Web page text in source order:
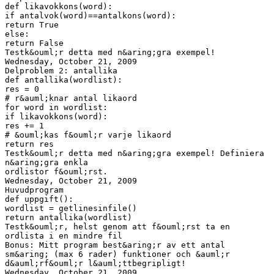
def likavokkons(word):
if antalvok(word)==antalkons(word):
return True
else:
return False
Testk&ouml;r detta med n&aring;gra exempel!
Wednesday, October 21, 2009
Delproblem 2: antallika
def antallika(wordlist):
res = 0
# r&auml;knar antal likaord
for word in wordlist:
if likavokkons(word):
res += 1
# &ouml;kas f&ouml;r varje likaord
return res
Testk&ouml;r detta med n&aring;gra exempel! Definiera
n&aring;gra enkla
ordlistor f&ouml;rst.
Wednesday, October 21, 2009
Huvudprogram
def uppgift():
wordlist = getlinesinfile()
return antallika(wordlist)
Testk&ouml;r, helst genom att f&ouml;rst ta en
ordlista i en mindre fil
Bonus: Mitt program best&aring;r av ett antal
sm&aring; (max 6 rader) funktioner och &auml;r
d&auml;rf&ouml;r l&auml;ttbegripligt!